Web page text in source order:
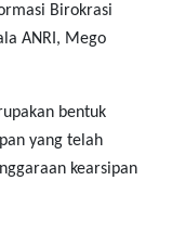
Birokrasi
ANRI, Mego
bentuk
yang telah
kearsipan